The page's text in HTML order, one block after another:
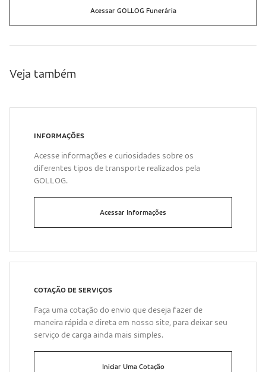
Acessar GOLLOG Funerária
Veja também
INFORMAÇÕES
Acesse informações e curiosidades sobre os
diferentes tipos de transporte realizados pela
GOLLOG.
Acessar Informações
COTAÇÃO DE SERVIÇOS
Faça uma cotação do envio que deseja fazer de
maneira rápida e direta em nosso site, para deixar seu
serviço de carga ainda mais simples.
Iniciar Uma Cotação